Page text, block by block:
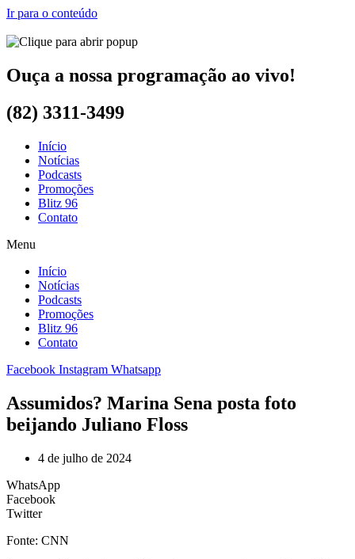
Ir para o conteúdo
Ouça a nossa programação ao vivo!
(82) 3311-3499
Início
Notícias
Podcasts
Promoções
Blitz 96
Contato
Menu
Início
Notícias
Podcasts
Promoções
Blitz 96
Contato
Facebook Instagram Whatsapp
Assumidos? Marina Sena posta foto
beijando Juliano Floss
4 de julho de 2024
WhatsApp
Facebook
Twitter
Fonte: CNN